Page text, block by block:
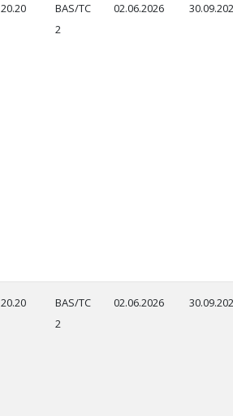
20.20
BAS/TC
2
02.06.2026
20.20
BAS/TC
2
02.06.2026